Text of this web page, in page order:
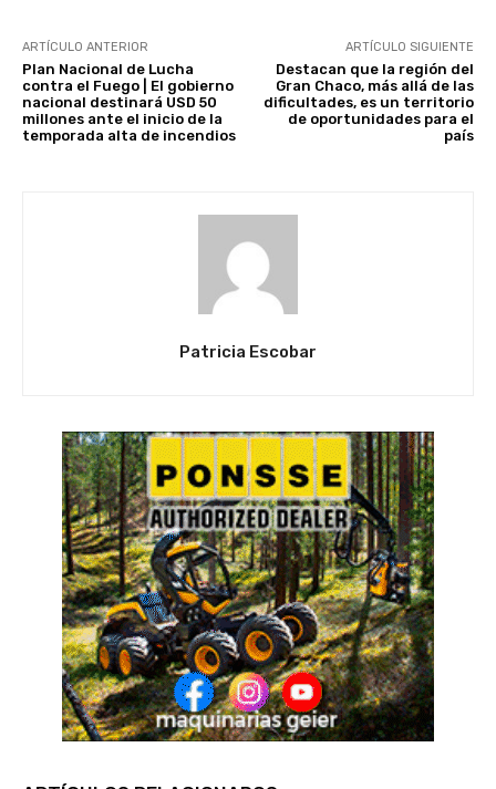
ARTÍCULO ANTERIOR
Plan Nacional de Lucha
contra el Fuego | El gobierno
nacional destinará USD 50
millones ante el inicio de la
temporada alta de incendios
ARTÍCULO SIGUIENTE
Destacan que la región del
Gran Chaco, más allá de las
dificultades, es un territorio
de oportunidades para el
país
Patricia Escobar